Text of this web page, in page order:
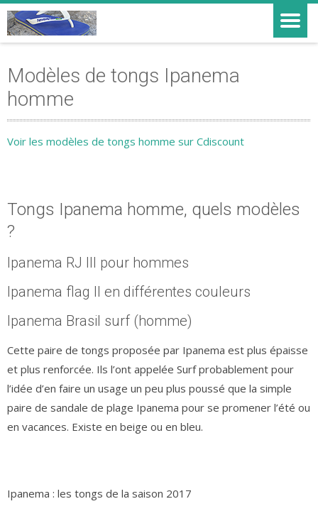
Modèles de tongs Ipanema
homme
Voir les modèles de tongs homme sur Cdiscount
Tongs Ipanema homme, quels modèles
?
Ipanema RJ III pour hommes
Ipanema flag II en différentes couleurs
Ipanema Brasil surf (homme)
Cette paire de tongs proposée par Ipanema est plus épaisse
et plus renforcée. Ils l’ont appelée Surf probablement pour
l’idée d’en faire un usage un peu plus poussé que la simple
paire de sandale de plage Ipanema pour se promener l’été ou
en vacances. Existe en beige ou en bleu.
Ipanema : les tongs de la saison 2017